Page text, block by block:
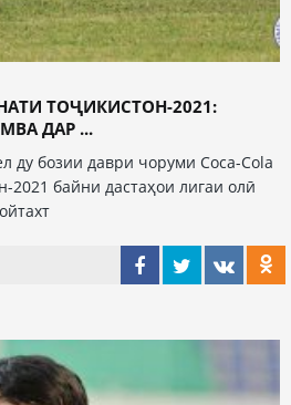
ТОҶИКИСТОН-2021:
ДАР ...
ду бозии даври чоруми Coca-Cola
2021 байни дастаҳои лигаи олӣ